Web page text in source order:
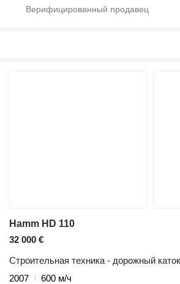
Hamm HD 110
32 000 €
Строительная техника - дорожный каток
2007
600 м/ч